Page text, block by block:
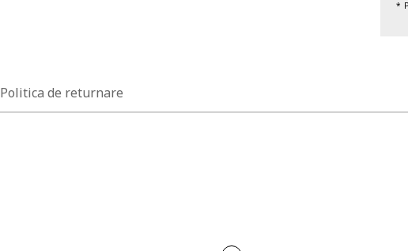
Politica de returnare